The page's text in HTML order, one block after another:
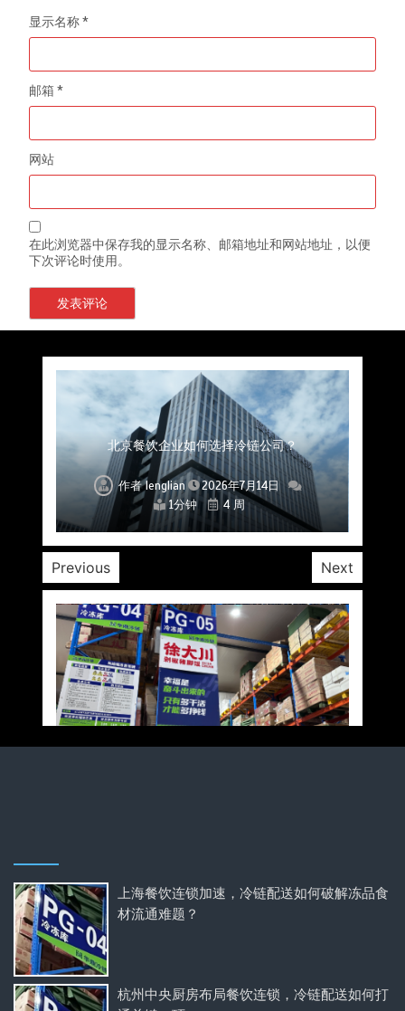
显示名称*
邮箱*
网站
在此浏览器中保存我的显示名称、邮箱地址和网站地址，以便
下次评论时使用。
上海餐饮连锁加速，冷链配送如何破解冻品食材
流通难题？
作者lenglian
2026年7月14日
1分钟
4 周
杭州中央厨房布局餐饮连锁，冷链配送如何打通
关键一环
作者lenglian
2026年7月14日
1分钟
4 周
北京餐饮企业如何选择冷链公司？
作者lenglian
2026年7月14日
1分钟
4 周
深圳冷链物流如何护航餐饮连锁？冻品食材流通
全解析
作者lenglian
2026年7月14日
1分钟
4 周
北京餐饮仓配一体化的核心价值与落地实践解析
作者lenglian
2026年7月14日
1分钟
4 周
武汉冻品配送三要素：控温、时效、低成本如何
兼得？
作者lenglian
2026年7月14日
1分钟
4 周
重庆冷链布局解冻食材运输密码，餐饮连锁如何
稳控品质？
作者lenglian
2026年7月14日
1分钟
4 周
Previous Next
上海餐饮连锁加速，冷链配送如何破解冻品食
材流通难题？
杭州中央厨房布局餐饮连锁，冷链配送如何打